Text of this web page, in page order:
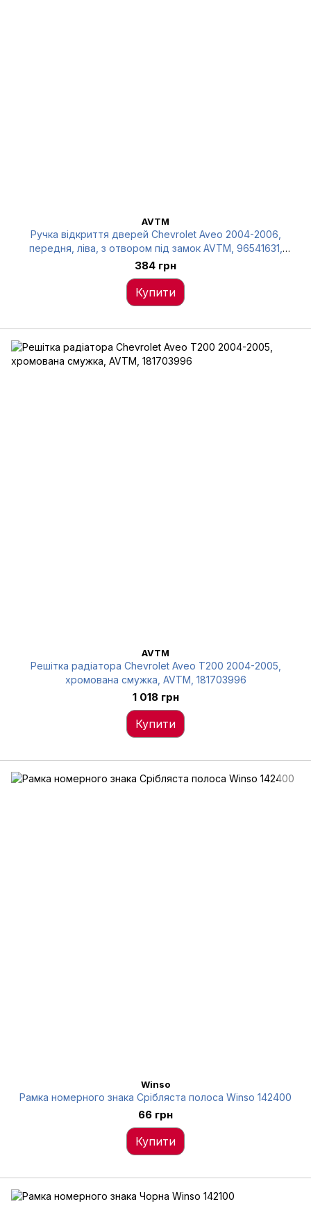
AVTM
Ручка відкриття дверей Chevrolet Aveo 2004-2006,
передня, ліва, з отвором під замок AVTM, 96541631,
6012416
384 грн
Купити
AVTM
Решітка радіатора Chevrolet Aveo T200 2004-2005,
хромована смужка, AVTM, 181703996
1 018 грн
Купити
Winso
Рамка номерного знака Срібляста полоса Winso 142400
66 грн
Купити